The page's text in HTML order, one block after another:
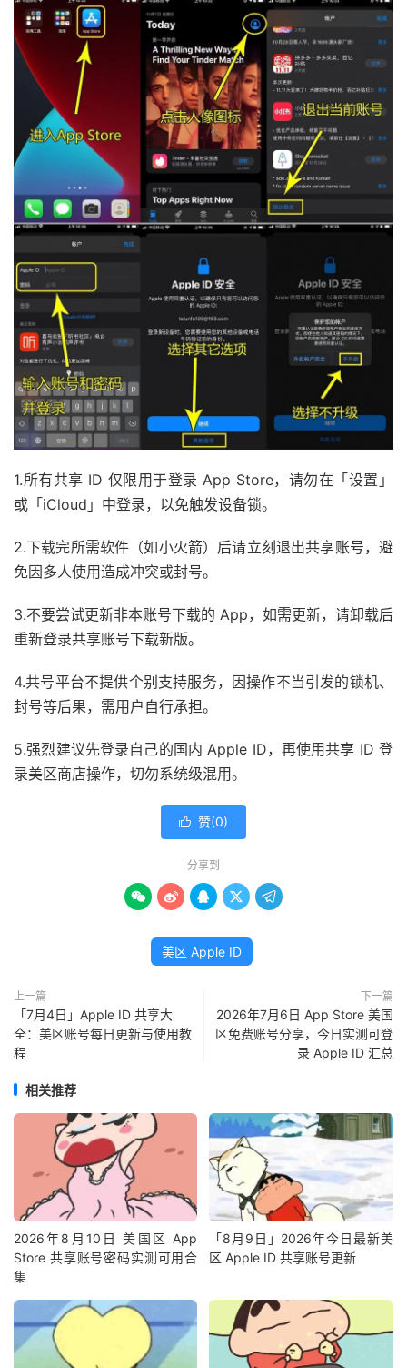
1.所有共享 ID 仅限用于登录 App Store，请勿在「设置」
或「iCloud」中登录，以免触发设备锁。
2.下载完所需软件（如小火箭）后请立刻退出共享账号，避
免因多人使用造成冲突或封号。
3.不要尝试更新非本账号下载的 App，如需更新，请卸载后
重新登录共享账号下载新版。
4.共号平台不提供个别支持服务，因操作不当引发的锁机、
封号等后果，需用户自行承担。
5.强烈建议先登录自己的国内 Apple ID，再使用共享 ID 登
录美区商店操作，切勿系统级混用。
 赞(0)
分享到
    
美区 Apple ID
上一篇
「7月4日」Apple ID 共享大
全：美区账号每日更新与使用教
程
下一篇
2026年7月6日 App Store 美国
区免费账号分享，今日实测可登
录 Apple ID 汇总
相关推荐
2026年8月10日 美国区 App
Store 共享账号密码实测可用合
集
「8月9日」2026年今日最新美
区 Apple ID 共享账号更新